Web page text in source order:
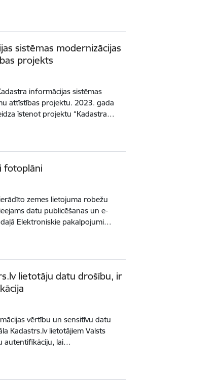
sistēmas modernizācijas
projekts
informācijas sistēmas
attīstības projektu. 2023. gada
īstenot projektu “Kadastra…
fotoplāni
zemes lietojuma robežu
datu publicēšanas un e-
Elektroniskie pakalpojumi…
lietotāju datu drošību, ir
vērtību un sensitīvu datu
Kadastrs.lv lietotājiem Valsts
autentifikāciju, lai…